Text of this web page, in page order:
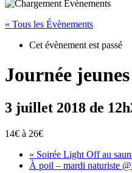
« Tous les Évènements
Cet évènement est passé
Journée
3 juillet 2018 de
14€ à 26€
« Soirée Light Off au
À poil – mardi naturiste